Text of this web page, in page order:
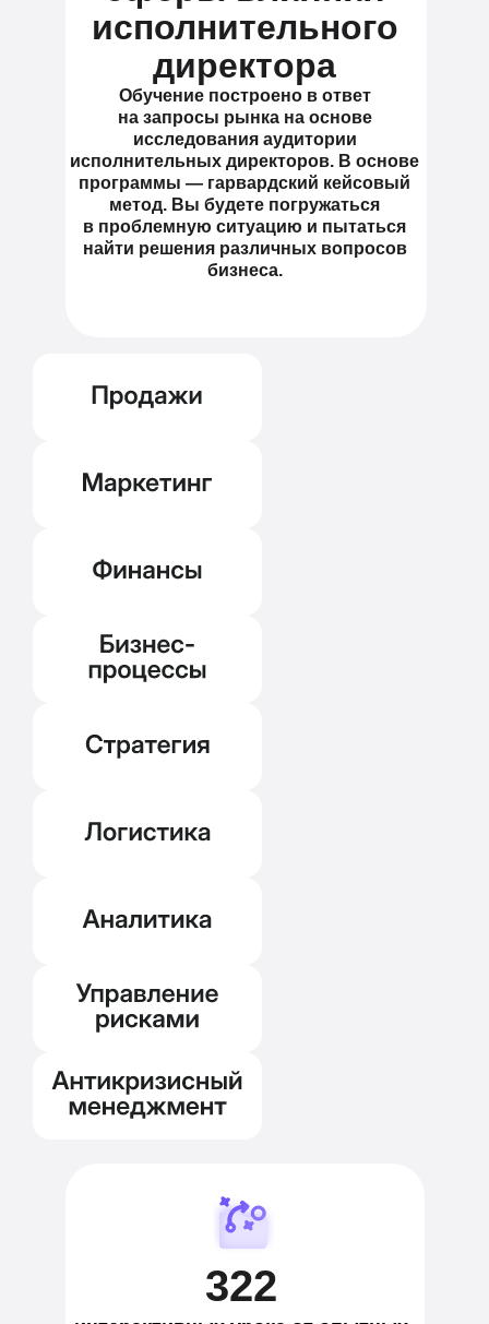
исполнительного
директора
Обучение построено в ответ
на запросы рынка на основе
исследования аудитории
исполнительных директоров. В основе
программы — гарвардский кейсовый
метод. Вы будете погружаться
в проблемную ситуацию и пытаться
найти решения различных вопросов
бизнеса.
322